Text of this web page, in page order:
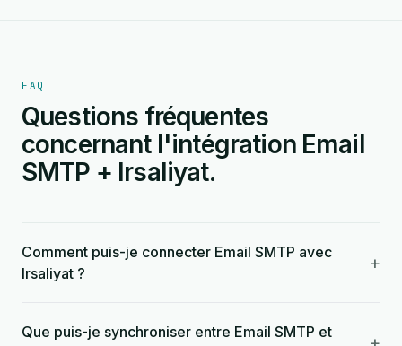
FAQ
Questions fréquentes
concernant l'intégration Email
SMTP + Irsaliyat.
Comment puis-je connecter Email SMTP avec
Irsaliyat ?
+
Que puis-je synchroniser entre Email SMTP et